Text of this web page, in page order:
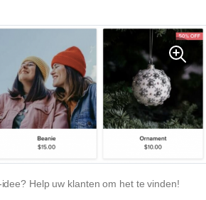
Help uw klanten om het te vinden!